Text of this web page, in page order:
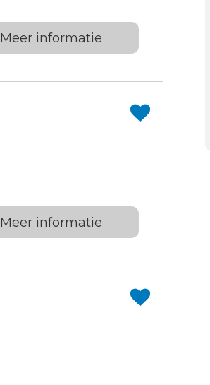
Meer informatie
Meer informatie